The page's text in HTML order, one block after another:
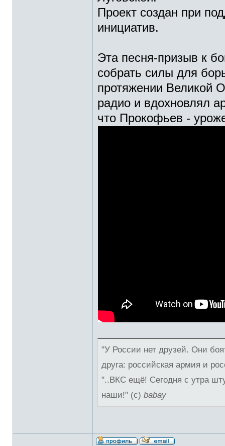
Проект создан при
инициатив.
Эта песня-призыв к
собрать силы для
протяжении Великой
радио и вдохновлял
что Прокофьев -
"У России нет друзей. Они
друга: российская армия и
"..ВКС ещё! Сегодня с утра
наши!" (с) babay